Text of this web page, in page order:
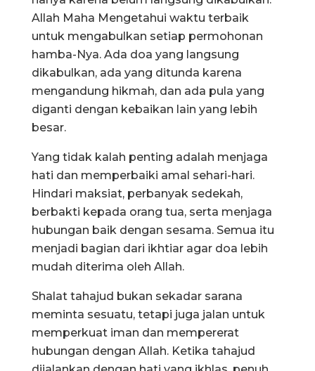
Allah Maha Mengetahui waktu terbaik
untuk mengabulkan setiap permohonan
hamba-Nya. Ada doa yang langsung
dikabulkan, ada yang ditunda karena
mengandung hikmah, dan ada pula yang
diganti dengan kebaikan lain yang lebih
besar.
Yang tidak kalah penting adalah menjaga
hati dan memperbaiki amal sehari-hari.
Hindari maksiat, perbanyak sedekah,
berbakti kepada orang tua, serta menjaga
hubungan baik dengan sesama. Semua itu
menjadi bagian dari ikhtiar agar doa lebih
mudah diterima oleh Allah.
Shalat tahajud bukan sekadar sarana
meminta sesuatu, tetapi juga jalan untuk
memperkuat iman dan mempererat
hubungan dengan Allah. Ketika tahajud